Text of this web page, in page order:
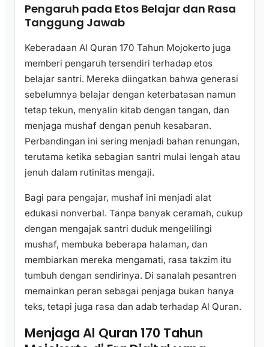
Pengaruh pada Etos Belajar dan Rasa
Tanggung Jawab
Keberadaan Al Quran 170 Tahun Mojokerto juga
memberi pengaruh tersendiri terhadap etos
belajar santri. Mereka diingatkan bahwa generasi
sebelumnya belajar dengan keterbatasan namun
tetap tekun, menyalin kitab dengan tangan, dan
menjaga mushaf dengan penuh kesabaran.
Perbandingan ini sering menjadi bahan renungan,
terutama ketika sebagian santri mulai lengah atau
jenuh dalam rutinitas mengaji.
Bagi para pengajar, mushaf ini menjadi alat
edukasi nonverbal. Tanpa banyak ceramah, cukup
dengan mengajak santri duduk mengelilingi
mushaf, membuka beberapa halaman, dan
membiarkan mereka mengamati, rasa takzim itu
tumbuh dengan sendirinya. Di sanalah pesantren
memainkan peran sebagai penjaga bukan hanya
teks, tetapi juga rasa dan adab terhadap Al Quran.
Menjaga Al Quran 170 Tahun